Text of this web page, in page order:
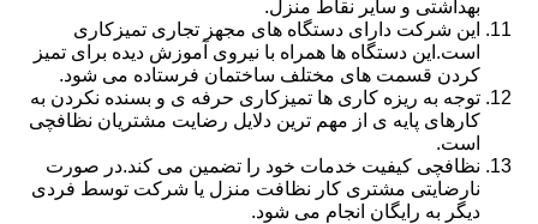
بهداشتی و سایر نقاط منزل.
این شرکت دارای دستگاه های مجهز تجاری تمیزکاری
است.این دستگاه ها همراه با نیروی آموزش دیده برای تمیز
کردن قسمت های مختلف ساختمان فرستاده می شود.
توجه به ریزه کاری ها تمیزکاری حرفه ی و بسنده نکردن به
کارهای پایه ی از مهم ترین دلایل رضایت مشتریان نظافچی
است.
نظافچی کیفیت خدمات خود را تضمین می کند.در صورت
نارضایتی مشتری کار نظافت منزل یا شرکت توسط فردی
دیگر به رایگان انجام می شود.